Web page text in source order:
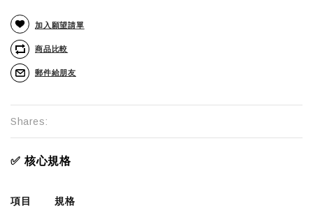
加入願望請單
商品比較
郵件給朋友
Shares:
✅ 核心規格
項目
規格